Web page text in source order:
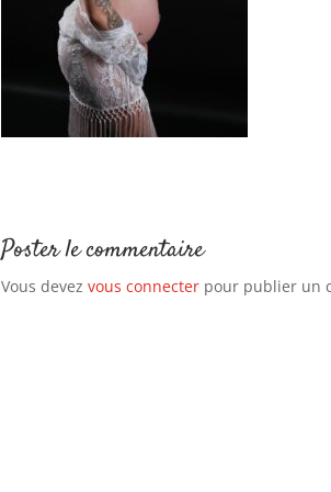
Poster le commentaire
Vous devez vous connecter pour publier un